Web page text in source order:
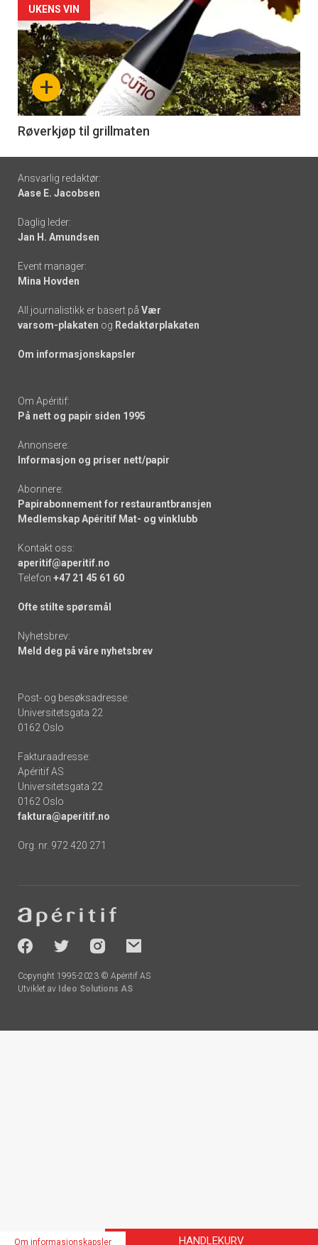
Forsiden
akkurat
nå
-
6
+
UKENS VIN
Røverkjøp til grillmaten
Footer
-
links
Ansvarlig redaktør:
Aase E. Jacobsen
Daglig leder:
Jan H. Amundsen
Event manager:
Mina Hovden
All journalistikk er basert på Vær
varsom-plakaten og Redaktørplakaten
Om informasjonskapsler
Om Apéritif:
På nett og papir siden 1995
Annonsere:
Informasjon og priser nett/papir
Abonnere:
Papirabonnement for restaurantbransjen
Medlemskap Apéritif Mat- og vinklubb
Kontakt oss:
aperitif@aperitif.no
Telefon +47 21 45 61 60
Ofte stilte spørsmål
Nyhetsbrev:
Meld deg på våre nyhetsbrev
Post- og besøksadresse:
Universitetsgata 22
0162 Oslo
Fakturaadresse:
Apéritif AS
Universitetsgata 22
0162 Oslo
faktura@aperitif.no
Org. nr. 972 420 271
-
socials
Copyright 1995-2023 © Apéritif AS
Utviklet av Ideo Solutions AS
HANDLEKURV
Om informasjonskapsler